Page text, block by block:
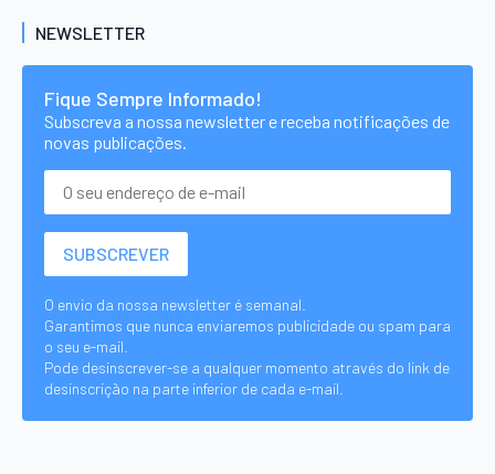
NEWSLETTER
Fique Sempre Informado!
Subscreva a nossa newsletter e receba notificações de
novas publicações.
O envio da nossa newsletter é semanal.
Garantimos que nunca enviaremos publicidade ou spam para
o seu e-mail.
Pode desinscrever-se a qualquer momento através do link de
desinscrição na parte inferior de cada e-mail.